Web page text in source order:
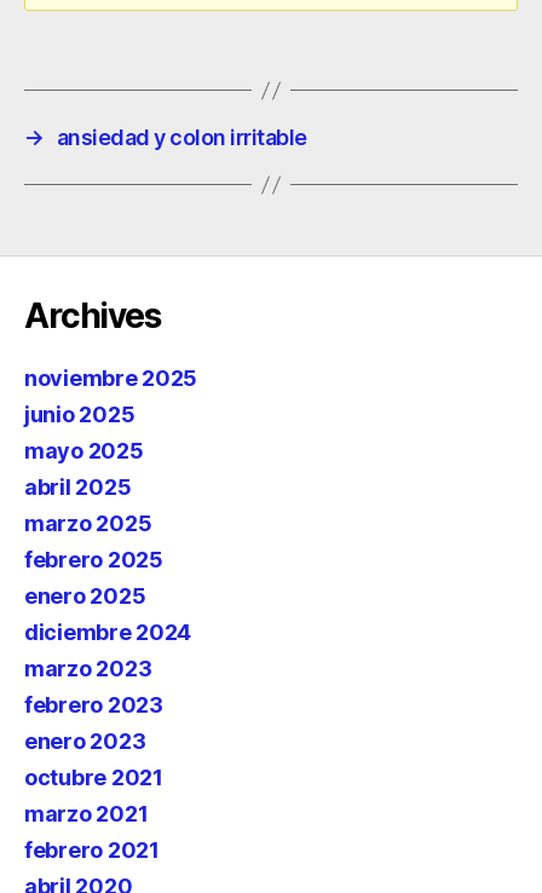
→ ansiedad y colon irritable
Archives
noviembre 2025
junio 2025
mayo 2025
abril 2025
marzo 2025
febrero 2025
enero 2025
diciembre 2024
marzo 2023
febrero 2023
enero 2023
octubre 2021
marzo 2021
febrero 2021
abril 2020